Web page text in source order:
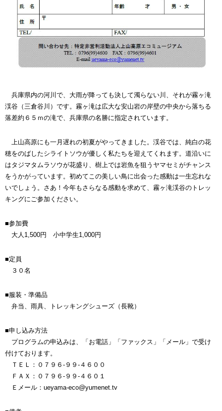
兵庫県内の河川で、大雨が降っても決して濁らない川、それが霧ヶ滝
渓谷（三倉谷川）です。霧ヶ滝は広大な安山岩の岸壁の中央から落ちる
落差約６５ｍの滝で、兵庫県の名勝に指定されています。
上山高原にも一月遅れの初夏がやってきました。渓谷では、純白の花
穂をのばしたシライトソウが優しく私たちを迎えてくれます。道沿いに
はタジマタムラソウが花盛り、樹上では岩魚を狙うヤマセミがチャンス
をうかがっています。初めてこの美しい鳥に出会った感動は一生忘れな
いでしょう。さあ！今年もさらなる感動を求めて、霧ヶ滝渓谷のトレッ
キングにご参加ください。
■参加費
大人1,500円 小中学生1,000円
■定員
３０名
■服装・準備品
弁当、雨具、トレッキングシューズ（長靴）
■申し込み方法
プログラムの申込みは、「お電話」「ファックス」「メール」で受け
付けております。
ＴＥＬ：０７９６-９９-４６００
ＦＡＸ：０７９６-９９-４６０１
Ｅメール：ueyama-eco@yumenet.tv